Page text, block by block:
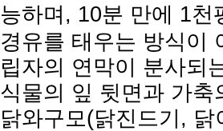
능하며, 10분 만에 1천
경유를 태우는 방식이
립자의 연막이 분사되
식물의 잎 뒷면과 가
닭와구모(닭진드기,